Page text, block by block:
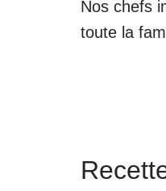
Nos chefs
toute la